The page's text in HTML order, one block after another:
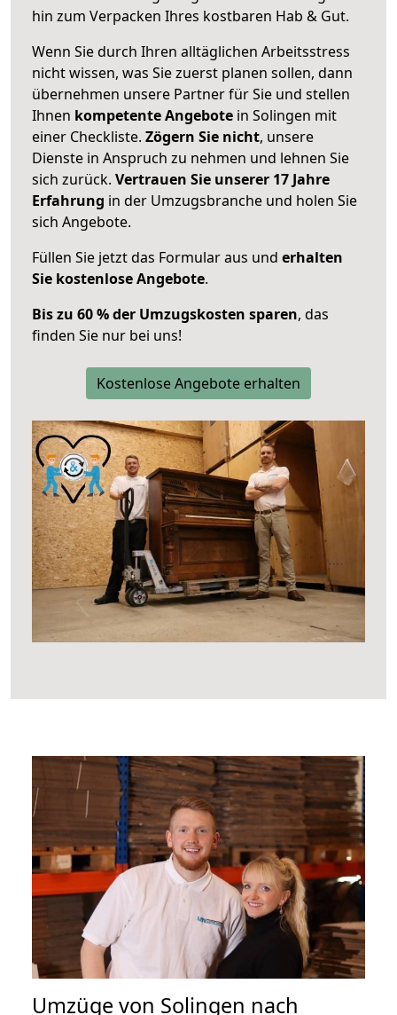
hin zum Verpacken Ihres kostbaren Hab & Gut.
Wenn Sie durch Ihren alltäglichen Arbeitsstress
nicht wissen, was Sie zuerst planen sollen, dann
übernehmen unsere Partner für Sie und stellen
Ihnen kompetente Angebote in Solingen mit
einer Checkliste. Zögern Sie nicht, unsere
Dienste in Anspruch zu nehmen und lehnen Sie
sich zurück. Vertrauen Sie unserer 17 Jahre
Erfahrung in der Umzugsbranche und holen Sie
sich Angebote.
Füllen Sie jetzt das Formular aus und erhalten
Sie kostenlose Angebote.
Bis zu 60 % der Umzugskosten sparen, das
finden Sie nur bei uns!
Kostenlose Angebote erhalten
Umzüge von Solingen nach